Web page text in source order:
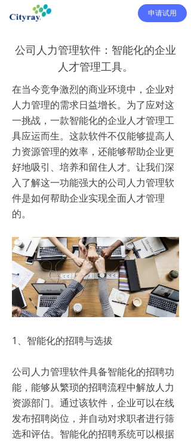
申请试用
公司人力管理软件：智能化的企业
人才管理工具。
在当今竞争激烈的商业环境中，企业对
人力管理的需求日益增长。为了应对这
一挑战，一款智能化的企业人才管理工
具应运而生。这款软件不仅能够提高人
力资源管理的效率，还能够帮助企业更
好地吸引、培养和留住人才。让我们深
入了解这一功能强大的公司人力管理软
件是如何帮助企业实现全面人才管理
的。
1、智能化的招聘与选拔
公司人力管理软件具备智能化的招聘功
能，能够从繁琐的招聘流程中解放人力
资源部门。通过该软件，企业可以在线
发布招聘岗位，并自动对求职者进行筛
选和评估。智能化的招聘系统可以根据